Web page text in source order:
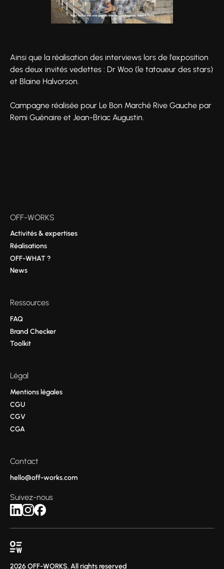
Ainsi que la réalisation des interviews lors de l'exposition
des deux invités vedettes : Dr Woo (le tatoueur des stars)
et Blaine Halvorson.
Campagne réalisée pour Le Bon Marché Rive Gauche par
Remi Guénaire et Jean-Briac Augustin.
OFF-WORKS
Activités & expertises
Réalisations
OFF-WHAT ?
News
Ressources
FAQ
Brand Checker
Toolkit
Légal
Mentions légales
CGU
CGV
CGA
Contact
hello@off-works.com
Suivez-nous
2026 OFF-WORKS. All rights reserved